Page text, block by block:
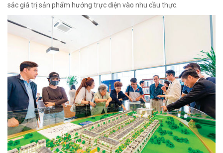
sắc giá trị sản phẩm hướng trực diện vào nhu cầu thực.